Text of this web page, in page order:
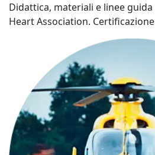
Didattica, materiali e linee
Heart Association.